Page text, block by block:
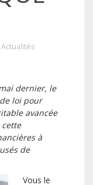
Actualités
dernier, le
loi pour
avancée
à
de
Vous le